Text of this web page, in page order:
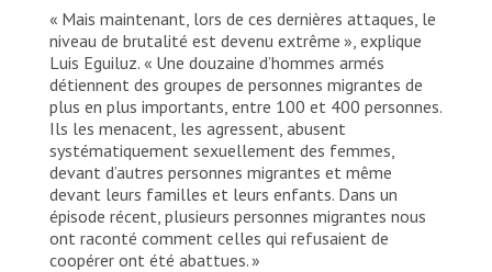
« Mais maintenant, lors de ces dernières attaques, le
niveau de brutalité est devenu extrême », explique
Luis Eguiluz. « Une douzaine d’hommes armés
détiennent des groupes de personnes migrantes de
plus en plus importants, entre 100 et 400 personnes.
Ils les menacent, les agressent, abusent
systématiquement sexuellement des femmes,
devant d’autres personnes migrantes et même
devant leurs familles et leurs enfants. Dans un
épisode récent, plusieurs personnes migrantes nous
ont raconté comment celles qui refusaient de
coopérer ont été abattues. »